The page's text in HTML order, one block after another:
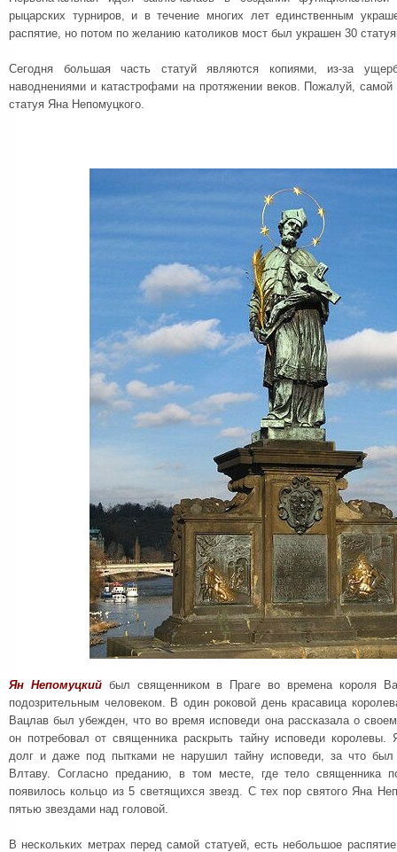
рыцарских турниров, и в течение многих лет единственным
распятие, но потом по желанию католиков мост был украшен 30
Сегодня большая часть статуй являются копиями, из-за
наводнениями и катастрофами на протяжении веков. Пожалуй, самой
статуя Яна Непомуцкого.
Ян Непомуцкийбыл священником в Праге во времена короля
подозрительным человеком. В один роковой день красавица
Вацлав был убежден, что во время исповеди она рассказала о
он потребовал от священника раскрыть тайну исповеди
долг и даже под пытками не нарушил тайну исповеди, за что
Влтаву. Согласно преданию, в том месте, где тело священника
появилось кольцо из 5 светящихся звезд. С тех пор святого Яна
пятью звездами над головой.
В нескольких метрах перед самой статуей, есть небольшое